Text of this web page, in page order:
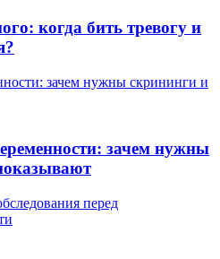
когда бить тревогу и
зачем нужны скрининги и
зачем нужны
перед